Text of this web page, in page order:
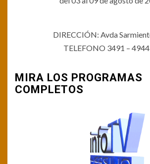
DIRECCIÓN: Avda
TELEFONO 3491 –
MIRA LOS PROGRAMAS
COMPLETOS